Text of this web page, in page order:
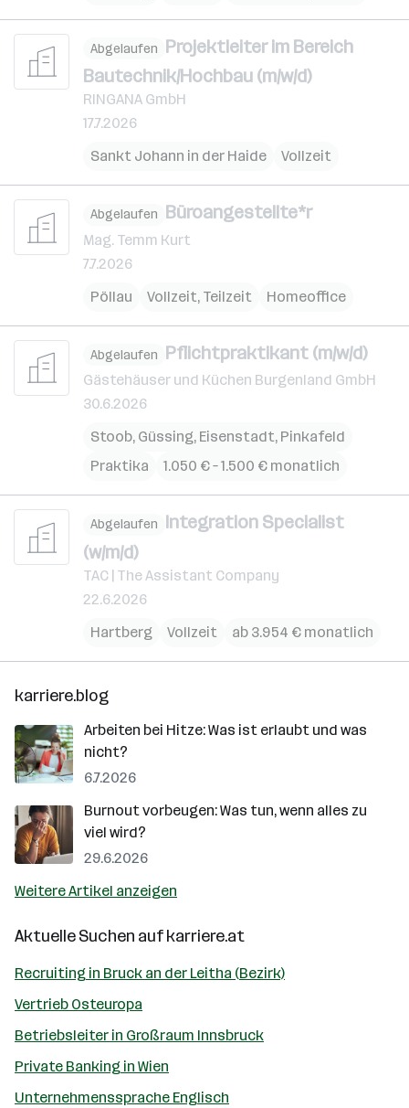
Abgelaufen Projektleiter im Bereich
Bautechnik/Hochbau (m/w/d)
RINGANA GmbH
17.7.2026
Sankt Johann in der Haide
Vollzeit
Abgelaufen Büroangestellte*r
Mag. Temm Kurt
7.7.2026
Pöllau
Vollzeit, Teilzeit Homeoffice
Abgelaufen Pflichtpraktikant (m/w/d)
Gästehäuser und Küchen Burgenland GmbH
30.6.2026
Stoob, Güssing, Eisenstadt, Pinkafeld
Praktika
1.050 € – 1.500 € monatlich
Abgelaufen Integration Specialist
(w/m/d)
TAC | The Assistant Company
22.6.2026
Hartberg
Vollzeit ab 3.954 € monatlich
karriere.blog
Arbeiten bei Hitze: Was ist erlaubt und was
nicht?
6.7.2026
Burnout vorbeugen: Was tun, wenn alles zu
viel wird?
29.6.2026
Weitere Artikel anzeigen
Aktuelle Suchen aufkarriere.at
Recruiting in Bruck an der Leitha (Bezirk)
Vertrieb Osteuropa
Betriebsleiter in Großraum Innsbruck
Private Banking in Wien
Unternehmenssprache Englisch